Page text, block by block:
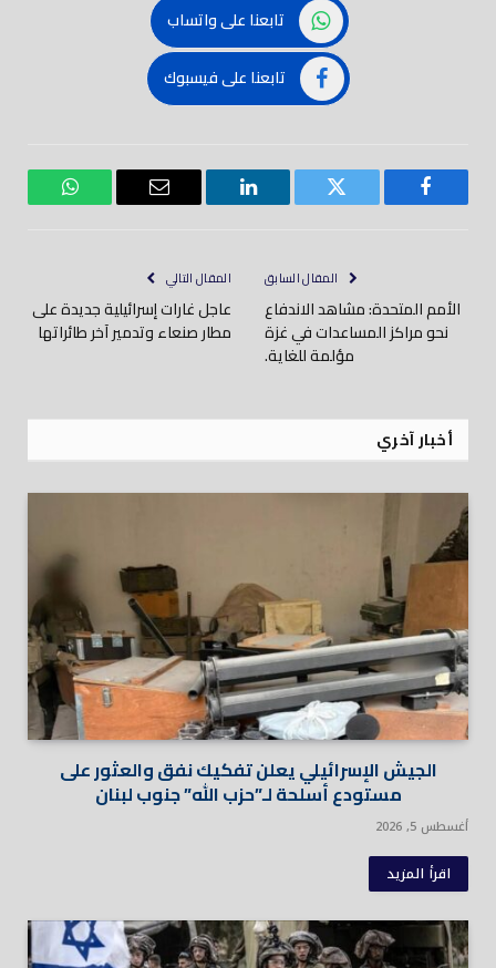
تابعنا على واتساب
تابعنا على فيسبوك
فيسبوك تويتر لينكدود
بريد
واتساب
المقال السابق
الأمم المتحدة: مشاهد الاندفاع
نحو مراكز المساعدات في غزة
مؤلمة للغاية.
المقال التالي
عاجل غارات إسرائيلية جديدة على
مطار صنعاء وتدمير آخر طائراتها
أخبار آخري
الجيش الإسرائيلي يعلن تفكيك نفق والعثور على
مستودع أسلحة لـ”حزب الله” جنوب لبنان
أغسطس 5, 2026
اقرأ المزيد